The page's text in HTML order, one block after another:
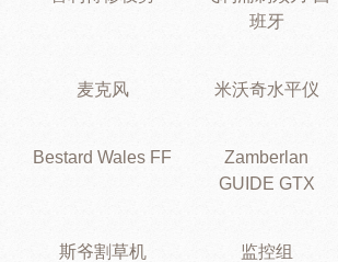
班牙
麦克风 米沃奇水平仪
Bestard Wales FF
Zamberlan
GUIDE GTX
斯爷割草机 监控组